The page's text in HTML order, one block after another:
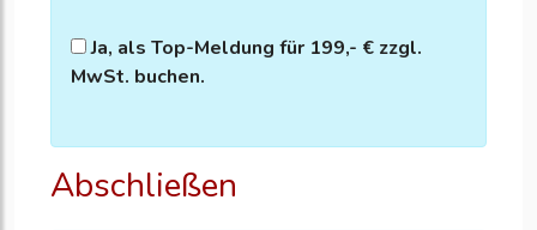
Ja, als Top-Meldung für 199,- € zzgl.
MwSt. buchen.
Abschließen